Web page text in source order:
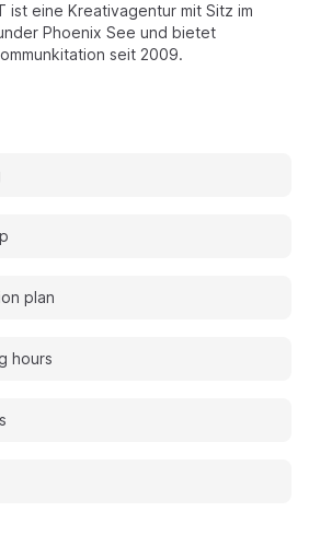
ist eine Kreativagentur mit Sitz im
Phoenix See und bietet
seit 2009.
plan
hours